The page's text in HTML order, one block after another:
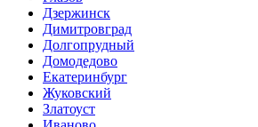
Дзержинск
Димитровград
Долгопрудный
Домодедово
Екатеринбург
Жуковский
Златоуст